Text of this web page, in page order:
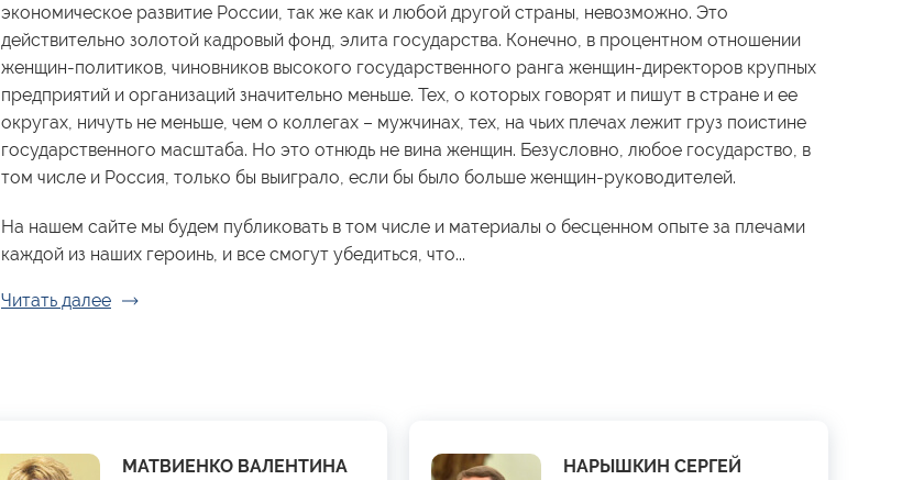
экономическое развитие России, так же как и любой другой страны, невозможно. Это
действительно золотой кадровый фонд, элита государства. Конечно, в процентном отношении
женщин-политиков, чиновников высокого государственного ранга женщин-директоров крупных
предприятий и организаций значительно меньше. Тех, о которых говорят и пишут в стране и ее
округах, ничуть не меньше, чем о коллегах – мужчинах, тех, на чьих плечах лежит груз поистине
государственного масштаба. Но это отнюдь не вина женщин. Безусловно, любое государство, в
том числе и Россия, только бы выиграло, если бы было больше женщин-руководителей.
На нашем сайте мы будем публиковать в том числе и материалы о бесценном опыте за плечами
каждой из наших героинь, и все смогут убедиться, что...
Читать далее
МАТВИЕНКО ВАЛЕНТИНА
НАРЫШКИН СЕРГЕЙ